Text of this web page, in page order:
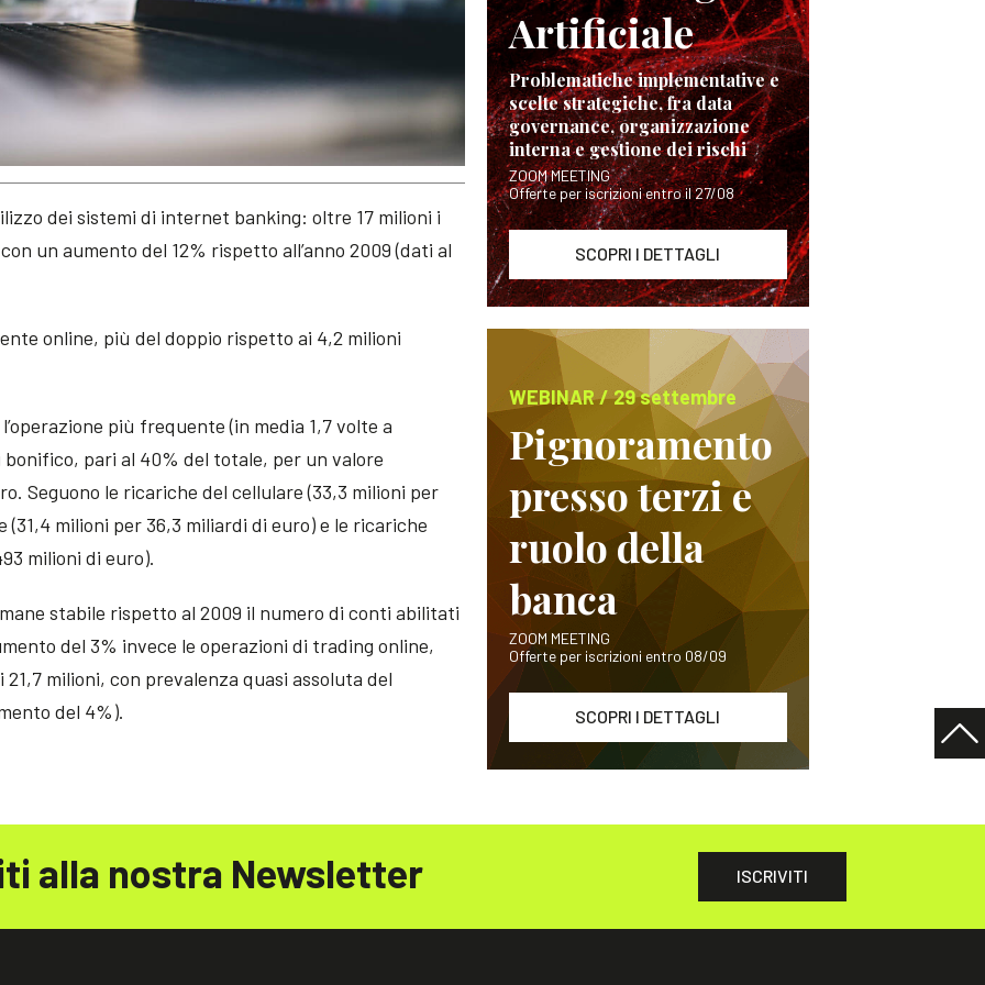
dei sistemi di internet banking: oltre 17 milioni i
un aumento del 12% rispetto all’anno 2009 (dati al
online, più del doppio rispetto ai 4,2 milioni
più frequente (in media 1,7 volte a
pari al 40% del totale, per un valore
Seguono le ricariche del cellulare (33,3 milioni per
milioni per 36,3 miliardi di euro) e le ricariche
milioni di euro).
stabile rispetto al 2009 il numero di conti abilitati
del 3% invece le operazioni di trading online,
milioni, con prevalenza quasi assoluta del
del 4%).
Artificiale
Problematiche implementative e
scelte strategiche, fra data
governance, organizzazione
interna e gestione dei rischi
ZOOM MEETING
Offerte per iscrizioni entro il 27/08
SCOPRI I DETTAGLI
WEBINAR / 29 settembre
Pignoramento
presso terzi e
ruolo della
banca
ZOOM MEETING
Offerte per iscrizioni entro 08/09
SCOPRI I DETTAGLI
alla nostra Newsletter ISCRIVITI